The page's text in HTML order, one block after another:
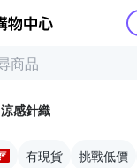
Yahoo購物
涼感針織
有現貨 挑戰低價